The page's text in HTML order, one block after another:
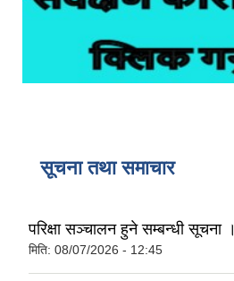
सूचना तथा समाचार
परिक्षा सञ्चालन हुने सम्बन्धी सूचना ।
मिति: 08/07/2026 - 12:45